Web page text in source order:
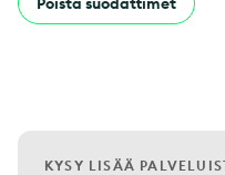
KYSY LISÄÄ